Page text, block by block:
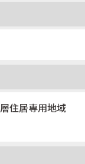
住居専用地域